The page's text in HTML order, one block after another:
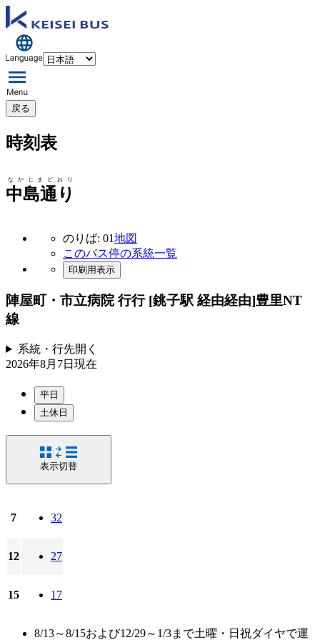
戻る
時刻表
中島通り
なかじまどおり
のりば: 01地図
このバス停の系統一覧
印刷用表示
陣屋町・市立病院 行行 [銚子駅 経由経由]豊里NT
線
系統・行先開く
2026年8月7日 現在
平日
土休日
表示切替
7 32
12 27
15 17
8/13～8/15および12/29～1/3まで土曜・日祝ダイヤで運